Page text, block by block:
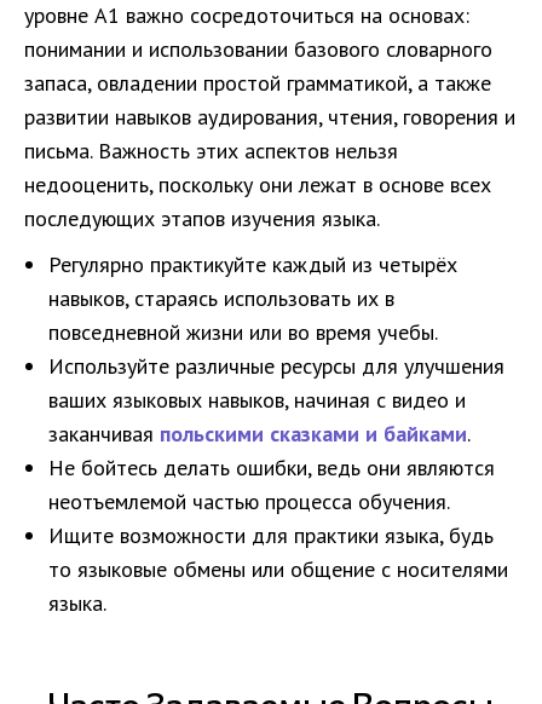
уровне A1 важно сосредоточиться на основах:
понимании и использовании базового словарного
запаса, овладении простой грамматикой, а также
развитии навыков аудирования, чтения, говорения и
письма. Важность этих аспектов нельзя
недооценить, поскольку они лежат в основе всех
последующих этапов изучения языка.
Регулярно практикуйте каждый из четырёх
навыков, стараясь использовать их в
повседневной жизни или во время учебы.
Используйте различные ресурсы для улучшения
ваших языковых навыков, начиная с видео и
заканчивая польскими сказками и байками.
Не бойтесь делать ошибки, ведь они являются
неотъемлемой частью процесса обучения.
Ищите возможности для практики языка, будь
то языковые обмены или общение с носителями
языка.